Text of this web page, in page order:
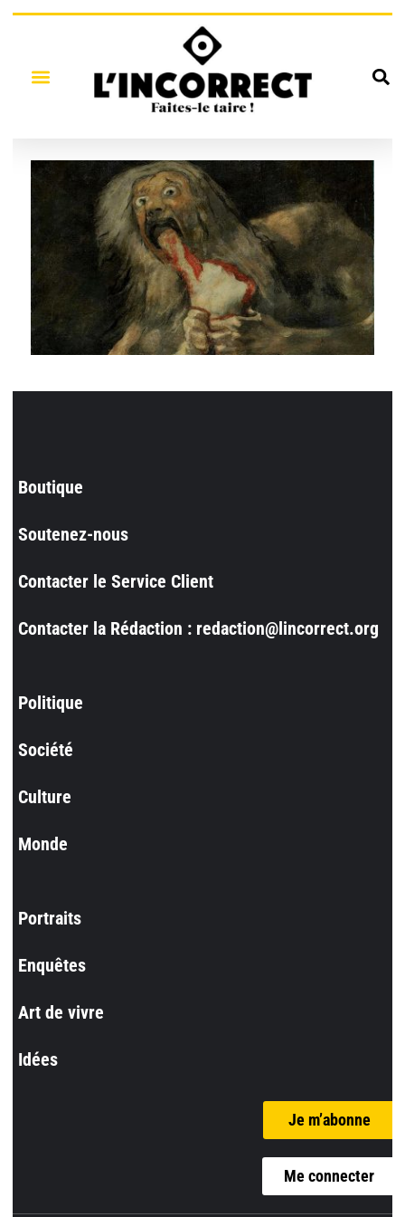
Boutique
Soutenez-nous
Contacter le Service Client
Contacter la Rédaction : redaction@lincorrect.org
Politique
Société
Culture
Monde
Portraits
Enquêtes
Art de vivre
Idées
Je m’abonne
Me connecter